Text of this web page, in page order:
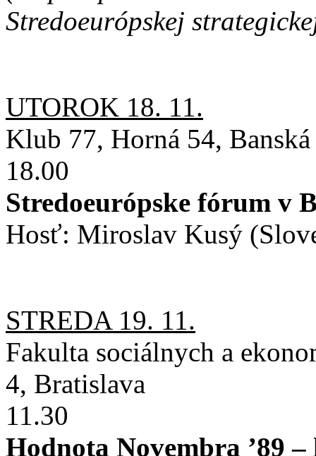
Stredoeurópskej
UTOROK 18. 11.
Klub 77, Horná 54,
18.00
Stredoeurópske fórum v
Hosť: Miroslav Kusý
STREDA 19. 11.
Fakulta sociálnych a
4, Bratislava
11.30
Hodnota Novembra ’89